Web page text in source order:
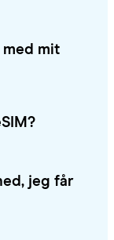
med mit
jeg får